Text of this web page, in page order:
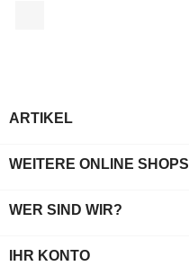
ARTIKEL
WEITERE ONLINE SHOPS
WER SIND WIR?
IHR KONTO